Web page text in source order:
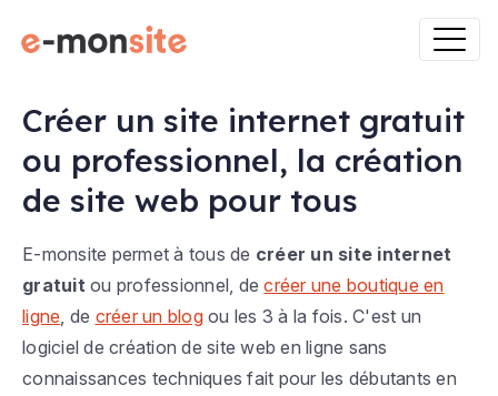
Créer un site internet gratuit
ou professionnel, la création
de site web pour tous
E-monsite permet à tous de créer un site internet
gratuit ou professionnel, decréer une boutique en
ligne , de créer un blogou les 3 à la fois. C'est un
logiciel de création de site web en ligne sans
connaissances techniques fait pour les débutants en